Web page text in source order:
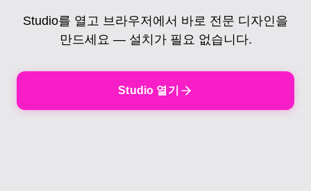
Studio를 열고 브라우저에서 바로 전문 디자인을
만드세요 — 설치가 필요 없습니다.
Studio 열기